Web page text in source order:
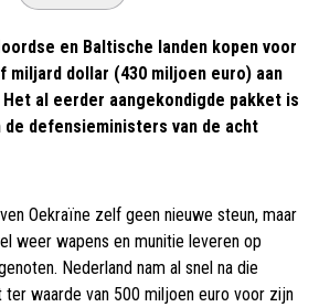
en Baltische landen kopen voor
miljard dollar (430 miljoen euro) aan
al eerder aangekondigde pakket is
defensieministers van de acht
Oekraïne zelf geen nieuwe steun, maar
weer wapens en munitie leveren op
Nederland nam al snel na die
ter waarde van 500 miljoen euro voor zijn